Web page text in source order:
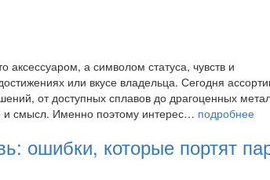
аксессуаром, а символом статуса, чувств и
или вкусе владельца. Сегодня
от доступных сплавов до драгоценных
и смысл. Именно поэтому интерес… подробнее
ошибки, которые портят